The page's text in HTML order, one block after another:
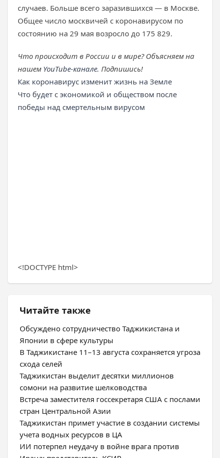
случаев. Больше всего заразившихся — в Москве.
Общее число москвичей с коронавирусом по
состоянию на 29 мая возросло до 175 829.
Что происходит в России и в мире? Объясняем на
нашем YouTube-канале. Подпишись!
Как коронавирус изменит жизнь на Земле
Что будет с экономикой и обществом после
победы над смертельным вирусом
<!DOCTYPE html>
Читайте также
Обсуждено сотрудничество Таджикистана и
Японии в сфере культуры
В Таджикистане 11–13 августа сохраняется угроза
схода селей
Таджикистан выделит десятки миллионов
сомони на развитие шелководства
Встреча заместителя госсекретаря США с послами
стран Центральной Азии
Таджикистан примет участие в создании системы
учета водных ресурсов в ЦА
ИИ потерпел неудачу в войне врага против